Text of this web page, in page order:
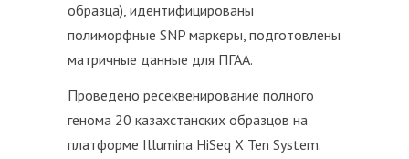
образца), идентифицированы
полиморфные SNP маркеры, подготовлены
матричные данные для ПГАА.
Проведено ресеквенирование полного
генома 20 казахстанских образцов на
платформе Illumina HiSeq X Ten System.